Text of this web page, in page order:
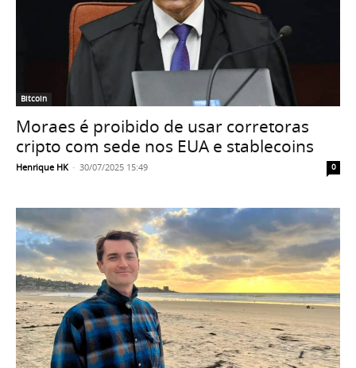
Bitcoin
Moraes é proibido de usar corretoras
cripto com sede nos EUA e stablecoins
Henrique HK - 30/07/2025 15:49 0